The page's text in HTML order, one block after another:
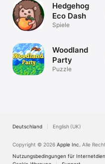
Hedgehog
Eco Dash
Spiele
Woodland
Party
Puzzle
Deutschland English (UK)
Copyright © 2026 Apple Inc. Alle
Nutzungsbedingungen für